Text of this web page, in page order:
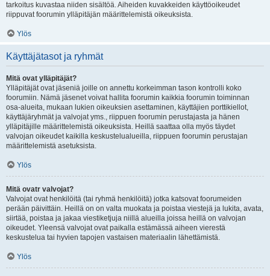
tarkoitus kuvastaa niiden sisältöä. Aiheiden kuvakkeiden käyttöoikeudet
riippuvat foorumin ylläpitäjän määrittelemistä oikeuksista.
Ylös
Käyttäjätasot ja ryhmät
Mitä ovat ylläpitäjät?
Ylläpitäjät ovat jäseniä joille on annettu korkeimman tason kontrolli koko
foorumiin. Nämä jäsenet voivat hallita foorumin kaikkia foorumin toiminnan
osa-alueita, mukaan lukien oikeuksien asettaminen, käyttäjien porttikiellot,
käyttäjäryhmät ja valvojat yms., riippuen foorumin perustajasta ja hänen
ylläpitäjille määrittelemistä oikeuksista. Heillä saattaa olla myös täydet
valvojan oikeudet kaikilla keskustelualueilla, riippuen foorumin perustajan
määrittelemistä asetuksista.
Ylös
Mitä ovatr valvojat?
Valvojat ovat henkilöitä (tai ryhmä henkilöitä) jotka katsovat foorumeiden
perään päivittäin. Heillä on on valta muokata ja poistaa viestejä ja lukita, avata,
siirtää, poistaa ja jakaa viestiketjuja niillä alueilla joissa heillä on valvojan
oikeudet. Yleensä valvojat ovat paikalla estämässä aiheen vierestä
keskustelua tai hyvien tapojen vastaisen materiaalin lähettämistä.
Ylös